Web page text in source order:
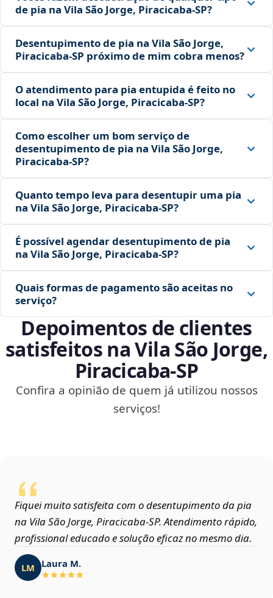
de pia na Vila São Jorge, Piracicaba‑SP?
Desentupimento de pia na Vila São Jorge,
Piracicaba‑SP próximo de mim cobra menos?
O atendimento para pia entupida é feito no
local na Vila São Jorge, Piracicaba‑SP?
Como escolher um bom serviço de
desentupimento de pia na Vila São Jorge,
Piracicaba‑SP?
Quanto tempo leva para desentupir uma pia
na Vila São Jorge, Piracicaba‑SP?
É possível agendar desentupimento de pia
na Vila São Jorge, Piracicaba‑SP?
Quais formas de pagamento são aceitas no
serviço?
Depoimentos de clientes
satisfeitos na Vila São Jorge,
Piracicaba‑SP
Confira a opinião de quem já utilizou nossos
serviços!
Fiquei muito satisfeita com o desentupimento da pia
na Vila São Jorge, Piracicaba‑SP. Atendimento rápido,
profissional educado e solução eficaz no mesmo dia.
LM Laura M.